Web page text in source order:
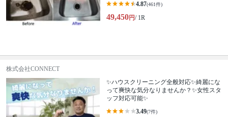
4.87(461件)
49,450円/ 1R
株式会社CONNECT
✨ハウスクリーニング全般対応✨綺麗にな
って爽快な気分なりませんか？✨女性スタ
ッフ対応可能✨
3.49(7件)